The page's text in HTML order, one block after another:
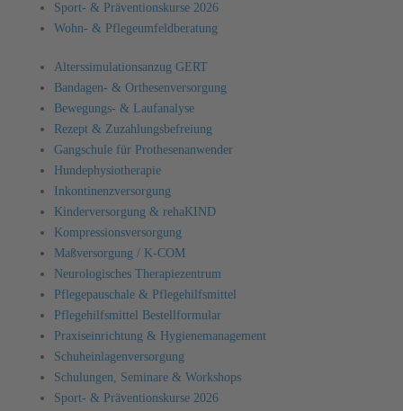
Sport- & Präventionskurse 2026
Wohn- & Pflegeumfeldberatung
Alterssimulationsanzug GERT
Bandagen- & Orthesenversorgung
Bewegungs- & Laufanalyse
Rezept & Zuzahlungsbefreiung
Gangschule für Prothesenanwender
Hundephysiotherapie
Inkontinenzversorgung
Kinderversorgung & rehaKIND
Kompressionsversorgung
Maßversorgung / K-COM
Neurologisches Therapiezentrum
Pflegepauschale & Pflegehilfsmittel
Pflegehilfsmittel Bestellformular
Praxiseinrichtung & Hygienemanagement
Schuheinlagenversorgung
Schulungen, Seminare & Workshops
Sport- & Präventionskurse 2026